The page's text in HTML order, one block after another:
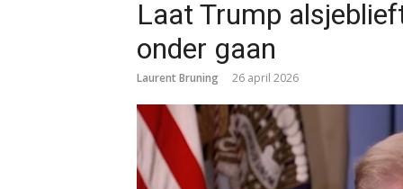
Laat Trump
onder gaan
Laurent Bruning 26 april 2026